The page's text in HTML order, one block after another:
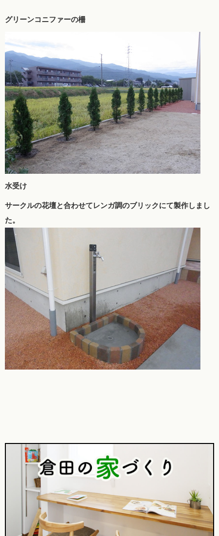
グリーンコニファーの柵
水受け
サークルの花壇と合わせてレンガ調のブリックにて製作しまし
た。